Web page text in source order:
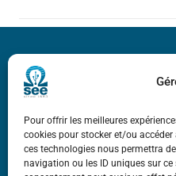
Pour offrir les meilleures
cookies pour stocker et/ou
ces technologies nous permettra
navigation ou les ID uniques sur